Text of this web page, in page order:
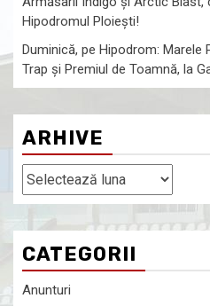
Hipodromul Ploieşti!
Duminică, pe Hipodrom: Marele
Trap şi Premiul de Toamnă, la
ARHIVE
CATEGORII
Anunturi